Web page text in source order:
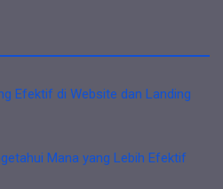
Efektif di Website dan Landing
Mana yang Lebih Efektif